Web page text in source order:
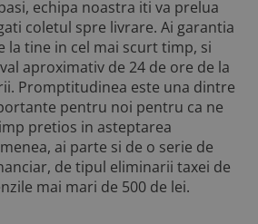
echipa noastra iti va prelua
coletul spre livrare. Ai garantia
la tine in cel mai scurt timp, si
aproximativ de 24 de ore de la
Promptitudinea este una dintre
pentru noi pentru ca ne
pretios in asteptarea
ai parte si de o serie de
de tipul eliminarii taxei de
mai mari de 500 de lei.